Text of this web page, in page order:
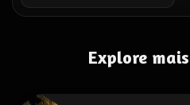
Explore